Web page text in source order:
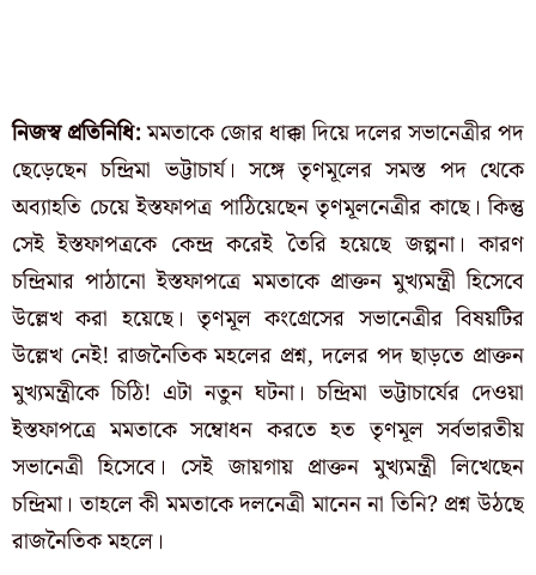
নিজস্ব প্রতিনিধি:মমতাকে জোর ধাক্কা দিয়ে দলের সভানেত্রীর পদ
ছেড়েছেন চন্দ্রিমা ভট্টাচার্য। সঙ্গে তৃণমূলের সমস্ত পদ থেকে
অব্যাহতি চেয়ে ইস্তফাপত্র পাঠিয়েছেন তৃণমূলনেত্রীর কাছে। কিন্তু
সেই ইস্তফাপত্রকে কেন্দ্র করেই তৈরি হয়েছে জল্পনা। কারণ
চন্দ্রিমার পাঠানো ইস্তফাপত্রে মমতাকে প্রাক্তন মুখ্যমন্ত্রী হিসেবে
উল্লেখ করা হয়েছে। তৃণমূল কংগ্রেসের সভানেত্রীর বিষয়টির
উল্লেখ নেই! রাজনৈতিক মহলের প্রশ্ন, দলের পদ ছাড়তে প্রাক্তন
মুখ্যমন্ত্রীকে চিঠি! এটা নতুন ঘটনা। চন্দ্রিমা ভট্টাচার্যের দেওয়া
ইস্তফাপত্রে মমতাকে সম্বোধন করতে হত তৃণমূল সর্বভারতীয়
সভানেত্রী হিসেবে। সেই জায়গায় প্রাক্তন মুখ্যমন্ত্রী লিখেছেন
চন্দ্রিমা। তাহলে কী মমতাকে দলনেত্রী মানেন না তিনি? প্রশ্ন উঠছে
রাজনৈতিক মহলে।